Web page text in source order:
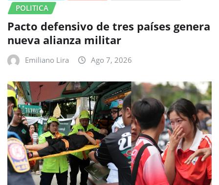
POLITICA
Pacto defensivo de tres países genera
nueva alianza militar
Emiliano Lira Ago 7, 2026